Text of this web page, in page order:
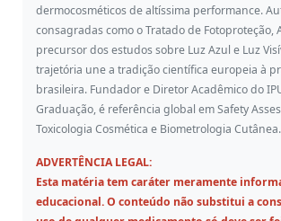
dermocosméticos de altíssima performance.
consagradas como o Tratado de Fotoproteção,
precursor dos estudos sobre Luz Azul e Luz
trajetória une a tradição científica europeia à
brasileira. Fundador e Diretor Acadêmico do
Graduação, é referência global em Safety
Toxicologia Cosmética e Biometrologia Cutânea.
ADVERTÊNCIA LEGAL:
Esta matéria tem caráter meramente
educacional. O conteúdo não substitui a